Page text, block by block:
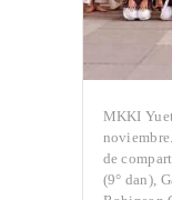
MKKI
de
(9° dan),